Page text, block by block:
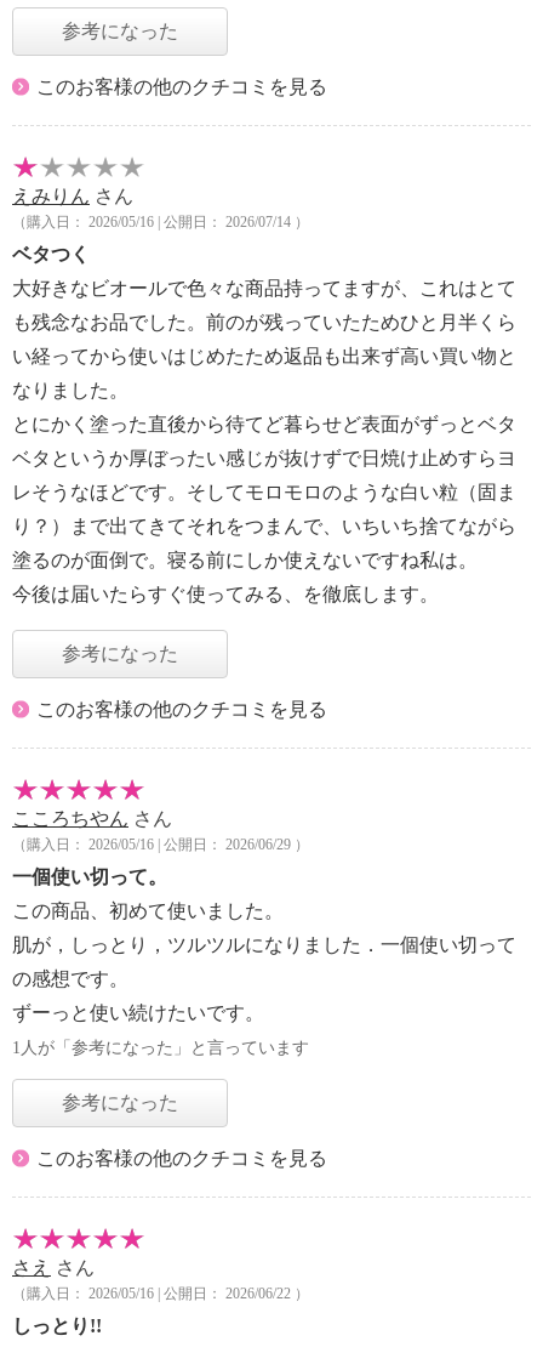
参考になった
このお客様の他のクチコミを見る
えみりん さん
（購入日： 2026/05/16 | 公開日： 2026/07/14 ）
ベタつく
大好きなビオールで色々な商品持ってますが、これはとて
も残念なお品でした。前のが残っていたためひと月半くら
い経ってから使いはじめたため返品も出来ず高い買い物と
なりました。
とにかく塗った直後から待てど暮らせど表面がずっとベタ
ベタというか厚ぼったい感じが抜けずで日焼け止めすらヨ
レそうなほどです。そしてモロモロのような白い粒（固ま
り？）まで出てきてそれをつまんで、いちいち捨てながら
塗るのが面倒で。寝る前にしか使えないですね私は。
今後は届いたらすぐ使ってみる、を徹底します。
参考になった
このお客様の他のクチコミを見る
こころちやん さん
（購入日： 2026/05/16 | 公開日： 2026/06/29 ）
一個使い切って。
この商品、初めて使いました。
肌が，しっとり，ツルツルになりました．一個使い切って
の感想です。
ずーっと使い続けたいです。
1人が「参考になった」と言っています
参考になった
このお客様の他のクチコミを見る
さえ さん
（購入日： 2026/05/16 | 公開日： 2026/06/22 ）
しっとり!!